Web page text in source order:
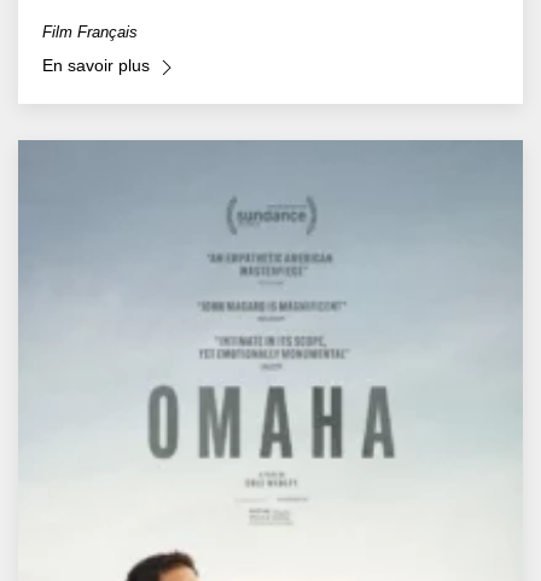
Film Français
En savoir plus